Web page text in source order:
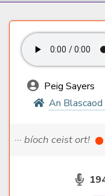
Peig Sayers
An
··· bíoch ceist ort!